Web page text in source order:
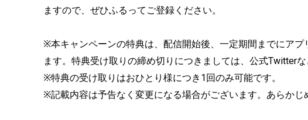
ますので、ぜひふるってご登録ください。
※本キャンペーンの特典は、配信開始後、一定期間までにア
ます。特典受け取りの締め切りにつきましては、公式Twitter
※特典の受け取りはおひとり様につき1回のみ可能です。
※記載内容は予告なく変更になる場合がございます。あらかじ